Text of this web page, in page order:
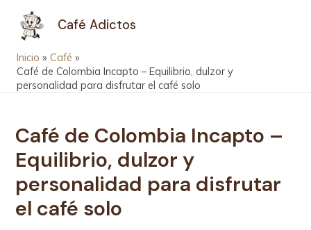
contenido
Café Adictos
Inicio
Café
Café de Colombia Incapto – Equilibrio, dulzor y
personalidad para disfrutar el café solo
Café de Colombia Incapto –
Equilibrio, dulzor y
personalidad para disfrutar
el café solo
entradas